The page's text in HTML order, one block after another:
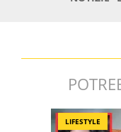
LIFESTYLE